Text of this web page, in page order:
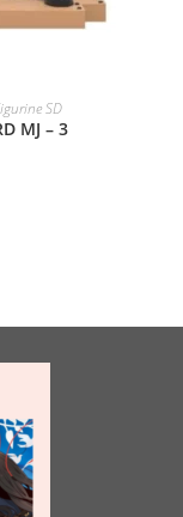
SD
MJ – 3